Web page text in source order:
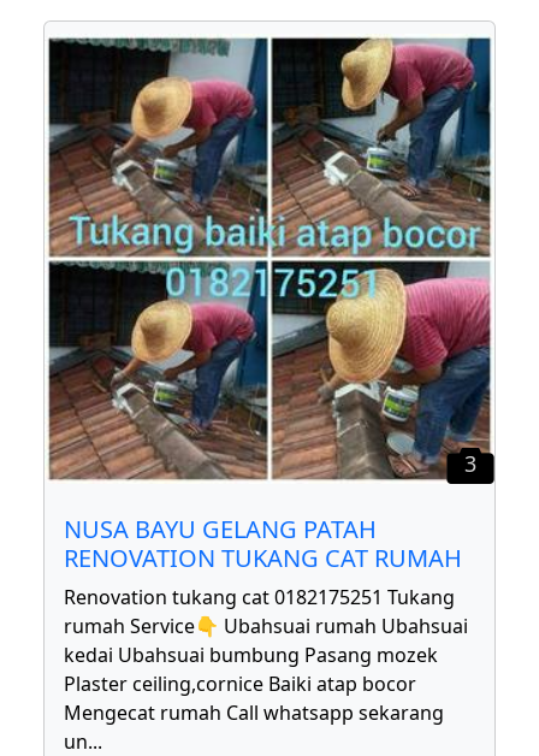
3
NUSA BAYU GELANG PATAH
RENOVATION TUKANG CAT RUMAH
Renovation tukang cat 0182175251 Tukang
rumah Service👇 Ubahsuai rumah Ubahsuai
kedai Ubahsuai bumbung Pasang mozek
Plaster ceiling,cornice Baiki atap bocor
Mengecat rumah Call whatsapp sekarang
un...